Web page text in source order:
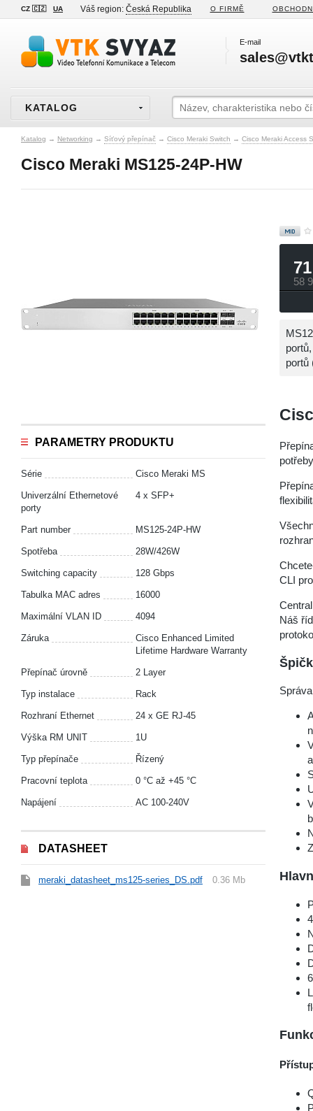
CZ 🇨🇿 UA Váš region: Česká Republika O FIRMĚ
E-mail
KATALOG
Katalog → Networking → Síťový přepínač → Cisco Meraki Switch → Cisco Meraki Access
Cisco Meraki MS125-24P-HW
PARAMETRY PRODUKTU
Série Cisco Meraki MS
Univerzální Ethernetové
porty
4 x SFP+
Part number MS125-24P-HW
Spotřeba 28W/426W
Switching capacity 128 Gbps
Tabulka MAC adres 16000
Maximální VLAN ID 4094
Záruka
Cisco Enhanced Limited
Lifetime Hardware Warranty
Přepínač úrovně 2 Layer
Typ instalace Rack
Rozhraní Ethernet 24 x GE RJ-45
Výška RM UNIT 1U
Typ přepínače Řízený
Pracovní teplota 0 °С až +45 °С
Napájení AC 100-240V
DATASHEET
meraki_datasheet_ms125-series_DS.pdf 0.36 Mb
58
portů
CLI
Náš